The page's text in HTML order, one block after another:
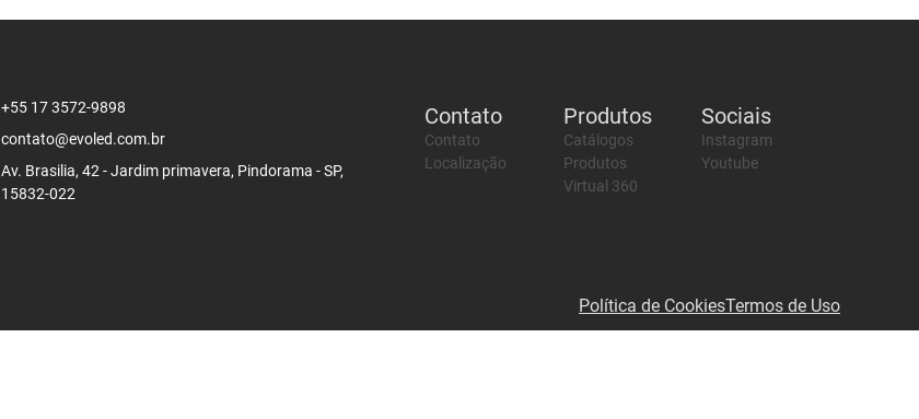
+55 17 3572-9898
contato@evoled.com.br
Av. Brasilia, 42 - Jardim primavera, Pindorama - SP,
15832-022
Contato
Contato
Localização
Produtos
Catálogos
Produtos
Virtual 360
Sociais
Instagram
Youtube
Política de CookiesTermos de Uso